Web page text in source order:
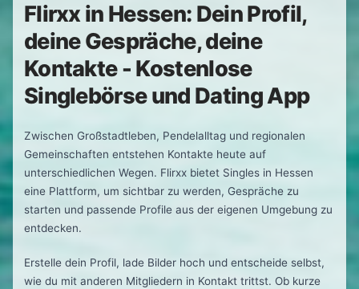
Flirxx in Hessen: Dein Profil,
deine Gespräche, deine
Kontakte - Kostenlose
Singlebörse und Dating App
Zwischen Großstadtleben, Pendelalltag und regionalen
Gemeinschaften entstehen Kontakte heute auf
unterschiedlichen Wegen. Flirxx bietet Singles in Hessen
eine Plattform, um sichtbar zu werden, Gespräche zu
starten und passende Profile aus der eigenen Umgebung zu
entdecken.
Erstelle dein Profil, lade Bilder hoch und entscheide selbst,
wie du mit anderen Mitgliedern in Kontakt trittst. Ob kurze